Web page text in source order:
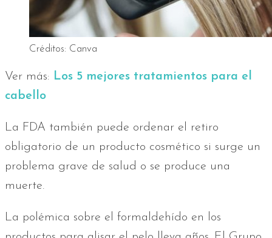
Créditos: Canva
Ver más: Los 5 mejores tratamientos para el
cabello
La FDA también puede ordenar el retiro
obligatorio de un producto cosmético si surge un
problema grave de salud o se produce una
muerte.
La polémica sobre el formaldehído en los